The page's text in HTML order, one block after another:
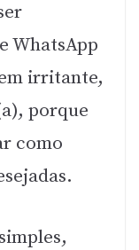
WhatsApp
irritante,
porque
como